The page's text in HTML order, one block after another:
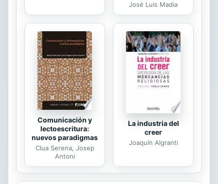
José Luis Madia
Comunicación y
lectoescritura:
nuevos paradigmas
Clua Serena, Josep
Antoni
La industria del
creer
Joaquín Algranti